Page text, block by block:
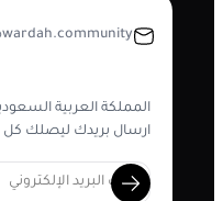
المملكة العربية
ارسال بريدك ليصلك كل